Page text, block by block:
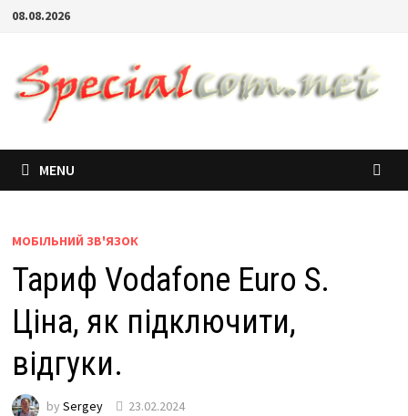
08.08.2026
MENU
МОБІЛЬНИЙ ЗВ'ЯЗОК
Тариф Vodafone Euro S.
Ціна, як підключити,
відгуки.
by Sergey 23.02.2024